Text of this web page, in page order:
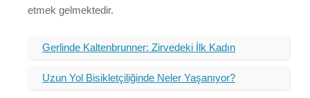
etmek gelmektedir.
Gerlinde Kaltenbrunner: Zirvedeki İlk Kadın
Uzun Yol Bisikletçiliğinde Neler Yaşanıyor?